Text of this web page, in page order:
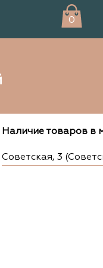
0
Наличие товаров в
Советская, 3